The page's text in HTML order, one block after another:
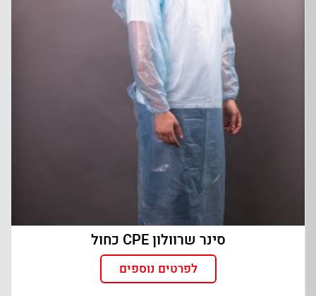
סינר שרוולון CPE כחול
לפרטים נוספים